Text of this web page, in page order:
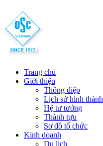
Trang chủ
Giới thiệu
Thông điệp
Lịch sử hình thành
Hệ tư tưởng
Thành tựu
Sơ đồ tổ chức
Kinh doanh
Du lịch